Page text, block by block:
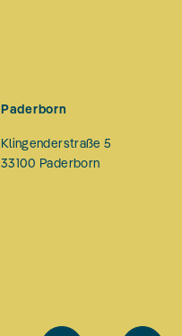
Paderborn
Klingenderstraße 5
33100 Paderborn